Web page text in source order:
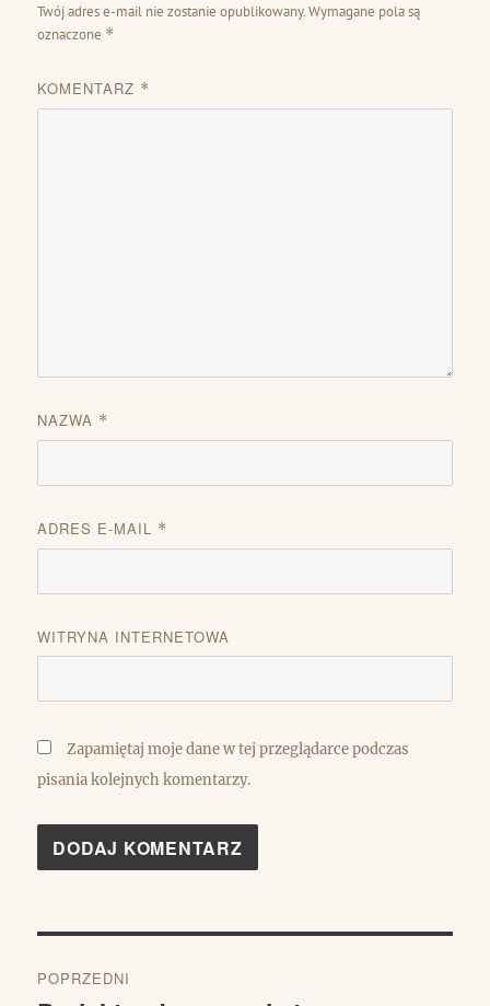
Twój adres e-mail nie zostanie opublikowany. Wymagane pola są
oznaczone *
KOMENTARZ *
NAZWA *
ADRES E-MAIL *
WITRYNA INTERNETOWA
Zapamiętaj moje dane w tej przeglądarce podczas
pisania kolejnych komentarzy.
POPRZEDNI